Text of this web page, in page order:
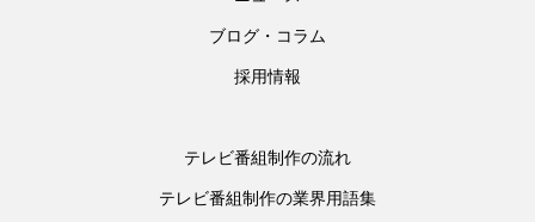
ブログ・コラム
採用情報
テレビ番組制作の流れ
テレビ番組制作の業界用語集